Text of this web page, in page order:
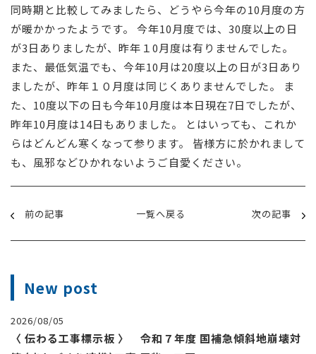
同時期と比較してみましたら、どうやら今年の10月度の方
が暖かかったようです。 今年10月度では、30度以上の日
が3日ありましたが、昨年１0月度は有りませんでした。
また、最低気温でも、今年10月は20度以上の日が3日あり
ましたが、昨年１０月度は同じくありませんでした。 ま
た、10度以下の日も今年10月度は本日現在7日でしたが、
昨年10月度は14日もありました。 とはいっても、これか
らはどんどん寒くなって参ります。 皆様方に於かれまして
も、風邪などひかれないようご自愛ください。
前の記事 一覧へ戻る 次の記事
New post
2026/08/05
〈 伝わる工事標示板 〉 令和７年度 国補急傾斜地崩壊対